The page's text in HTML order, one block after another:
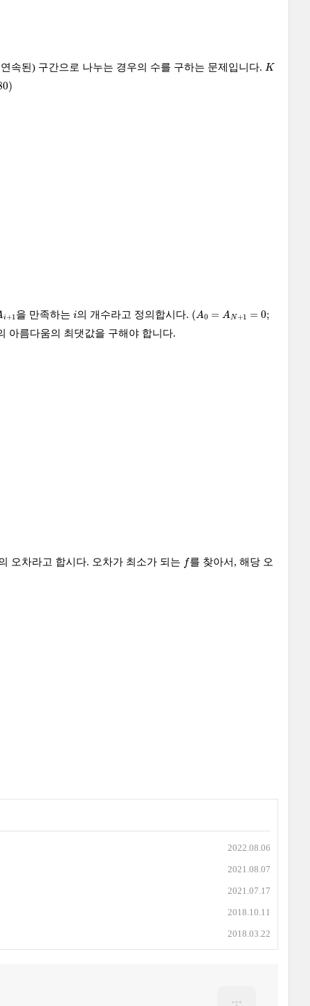
속된) 구간으로 나누는 경우의 수를 구하는 문제입니다. K
K
)
i+1을 만족하는 ii의 개수라고 정의합시다. (A0 = AN+1 = 0;
(A0 N+
아름다움의 최댓값을 구해야 합니다.
오차라고 합시다. 오차가 최소가 되는 f
f 를 찾아서, 해당 오
2022.08.06
2021.08.07
2021.07.17
2018.10.11
2018.03.22